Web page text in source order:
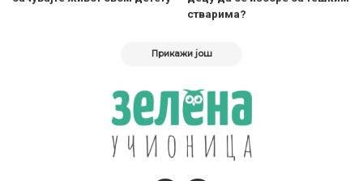
стварима?
Прикажи још